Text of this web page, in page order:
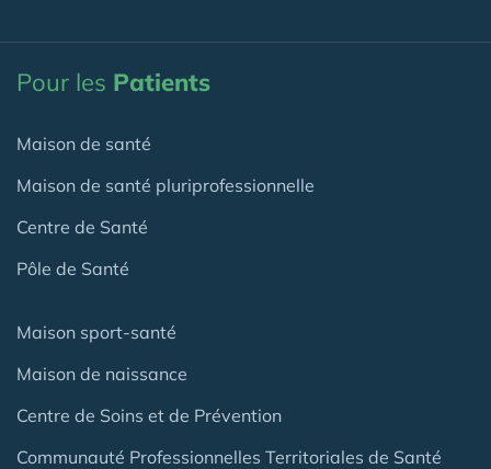
Pour les Patients
Maison de santé
Maison de santé pluriprofessionnelle
Centre de Santé
Pôle de Santé
Maison sport-santé
Maison de naissance
Centre de Soins et de Prévention
Communauté Professionnelles Territoriales de Santé